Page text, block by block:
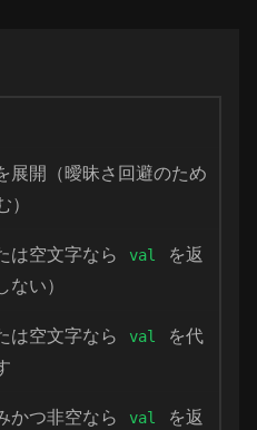
展開（曖昧さ回避のため
）
は空文字なら val
を返
い）
は空文字なら val
を代
かつ非空なら val
を返